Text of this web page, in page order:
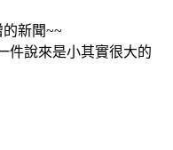
新聞~~
件說來是小其實很大的